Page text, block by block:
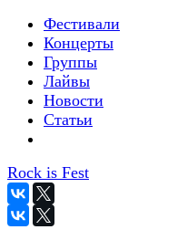
Фестивали
Концерты
Группы
Лайвы
Новости
Статьи
Rock is Fest